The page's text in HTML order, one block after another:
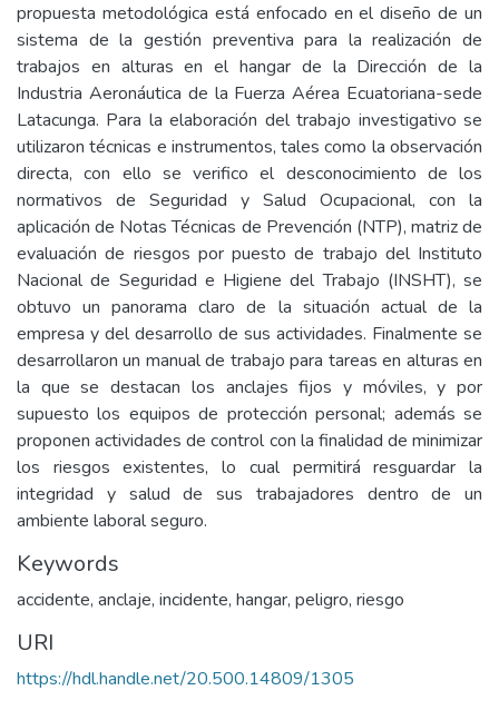
propuesta metodológica está enfocado en el diseño de un
sistema de la gestión preventiva para la realización de
trabajos en alturas en el hangar de la Dirección de la
Industria Aeronáutica de la Fuerza Aérea Ecuatoriana-sede
Latacunga. Para la elaboración del trabajo investigativo se
utilizaron técnicas e instrumentos, tales como la observación
directa, con ello se verifico el desconocimiento de los
normativos de Seguridad y Salud Ocupacional, con la
aplicación de Notas Técnicas de Prevención (NTP), matriz de
evaluación de riesgos por puesto de trabajo del Instituto
Nacional de Seguridad e Higiene del Trabajo (INSHT), se
obtuvo un panorama claro de la situación actual de la
empresa y del desarrollo de sus actividades. Finalmente se
desarrollaron un manual de trabajo para tareas en alturas en
la que se destacan los anclajes fijos y móviles, y por
supuesto los equipos de protección personal; además se
proponen actividades de control con la finalidad de minimizar
los riesgos existentes, lo cual permitirá resguardar la
integridad y salud de sus trabajadores dentro de un
ambiente laboral seguro.
Keywords
accidente, anclaje, incidente, hangar, peligro, riesgo
URI
https://hdl.handle.net/20.500.14809/1305